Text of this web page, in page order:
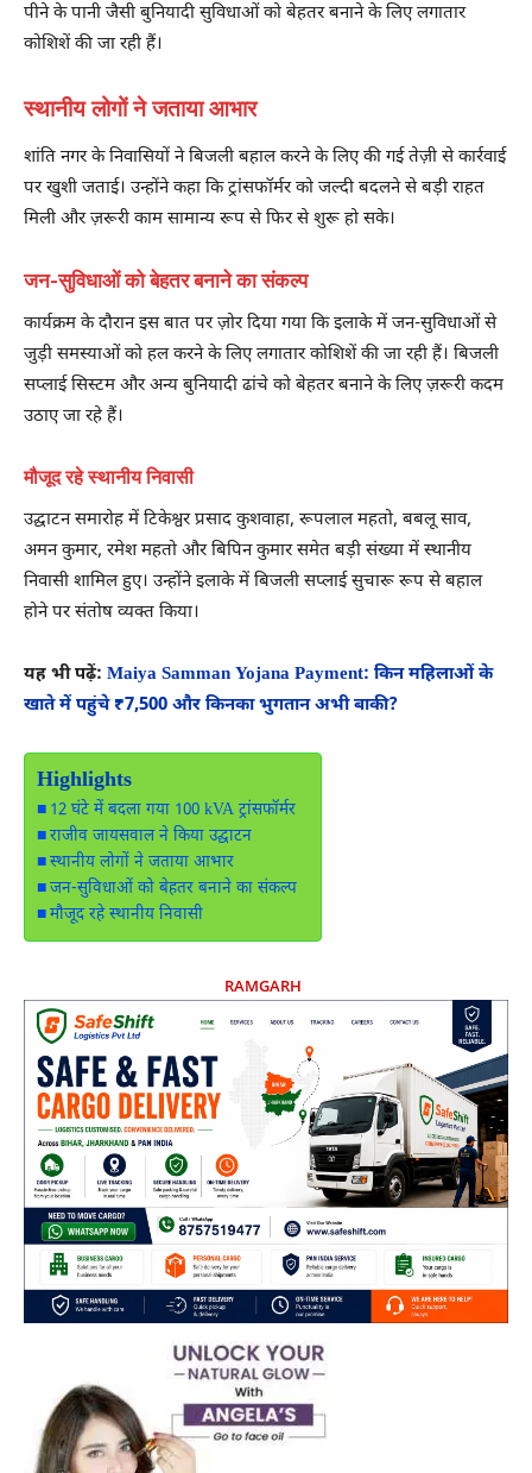
पीने के पानी जैसी बुनियादी सुविधाओं को बेहतर बनाने के लिए लगातार
कोशिशें की जा रही हैं।
स्थानीय लोगों ने जताया आभार
शांति नगर के निवासियों ने बिजली बहाल करने के लिए की गई तेज़ी से कार्रवाई
पर खुशी जताई। उन्होंने कहा कि ट्रांसफॉर्मर को जल्दी बदलने से बड़ी राहत
मिली और ज़रूरी काम सामान्य रूप से फिर से शुरू हो सके।
जन-सुविधाओं को बेहतर बनाने का संकल्प
कार्यक्रम के दौरान इस बात पर ज़ोर दिया गया कि इलाके में जन-सुविधाओं से
जुड़ी समस्याओं को हल करने के लिए लगातार कोशिशें की जा रही हैं। बिजली
सप्लाई सिस्टम और अन्य बुनियादी ढांचे को बेहतर बनाने के लिए ज़रूरी कदम
उठाए जा रहे हैं।
मौजूद रहे स्थानीय निवासी
उद्घाटन समारोह में टिकेश्वर प्रसाद कुशवाहा, रूपलाल महतो, बबलू साव,
अमन कुमार, रमेश महतो और बिपिन कुमार समेत बड़ी संख्या में स्थानीय
निवासी शामिल हुए। उन्होंने इलाके में बिजली सप्लाई सुचारू रूप से बहाल
होने पर संतोष व्यक्त किया।
यह भी पढ़ें: Maiya Samman Yojana Payment: किन महिलाओं के
खाते में पहुंचे ₹7,500 और किनका भुगतान अभी बाकी?
Highlights
12 घंटे में बदला गया 100 kVA ट्रांसफॉर्मर
राजीव जायसवाल ने किया उद्घाटन
स्थानीय लोगों ने जताया आभार
जन-सुविधाओं को बेहतर बनाने का संकल्प
मौजूद रहे स्थानीय निवासी
RAMGARH